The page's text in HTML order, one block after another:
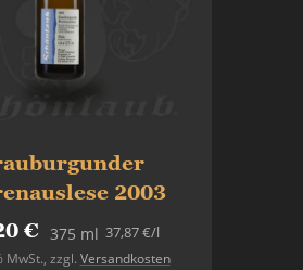
2003
€ 375 ml
MwSt., zzgl. Versandkosten
37,87 €/l